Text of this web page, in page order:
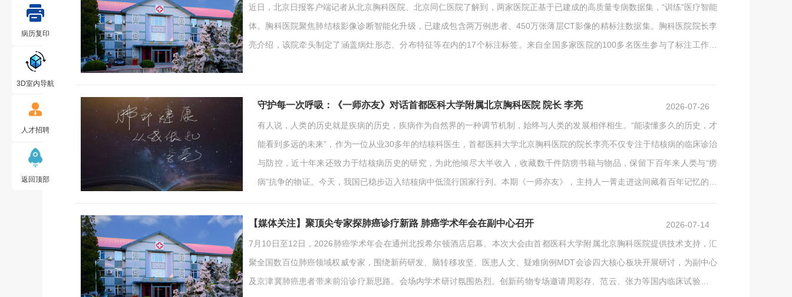
近日，北京日报客户端记者从北京胸科医院、北京同仁医院了解到，两家医院正基于已建成的高质量专病数据集，“训练”医疗智能
体。胸科医院聚焦肺结核影像诊断智能化升级，已建成包含两万例患者、450万张薄层CT影像的精标注数据集。胸科医院院长李
亮介绍，该院牵头制定了涵盖病灶形态、分布特征等在内的17个标注标签。来自全国多家医院的100多名医生参与了标注工作。
将扩展到10万例，研发周期大约一年半到…
守护每一次呼吸：《一师亦友》对话首都医科大学附属北京胸科医院 院长 李亮
2026-07-26
有人说，人类的历史就是疾病的历史，疾病作为自然界的一种调节机制，始终与人类的发展相伴相生。“能读懂多久的历史，才
能看到多远的未来”，作为一位从业30多年的结核科医生，首都医科大学北京胸科医院的院长李亮不仅专注于结核病的临床诊治
与防控，近十年来还致力于结核病历史的研究，为此他倾尽大半收入，收藏数千件防痨书籍与物品，保留下百年来人类与“痨
病”抗争的物证。今天，我国已稳步迈入结核病中低流行国家行列。本期《一师亦友》，主持人一菁走进这间藏着百年记忆的院
【媒体关注】聚顶尖专家探肺癌诊疗新路 肺癌学术年会在副中心召开
2026-07-14
7月10日至12日，2026肺癌学术年会在通州北投希尔顿酒店启幕。本次大会由首都医科大学附属北京胸科医院提供技术支持，汇
聚全国数百位肺癌领域权威专家，围绕新药研发、脑转移攻坚、医患人文、疑难病例MDT会诊四大核心板块开展研讨，为副中心
及京津冀肺癌患者带来前沿诊疗新思路。会场内学术研讨氛围热烈。创新药物专场邀请周彩存、范云、张力等国内临床试验领军
病历复印
3D室内导航
人才招聘
返回顶部